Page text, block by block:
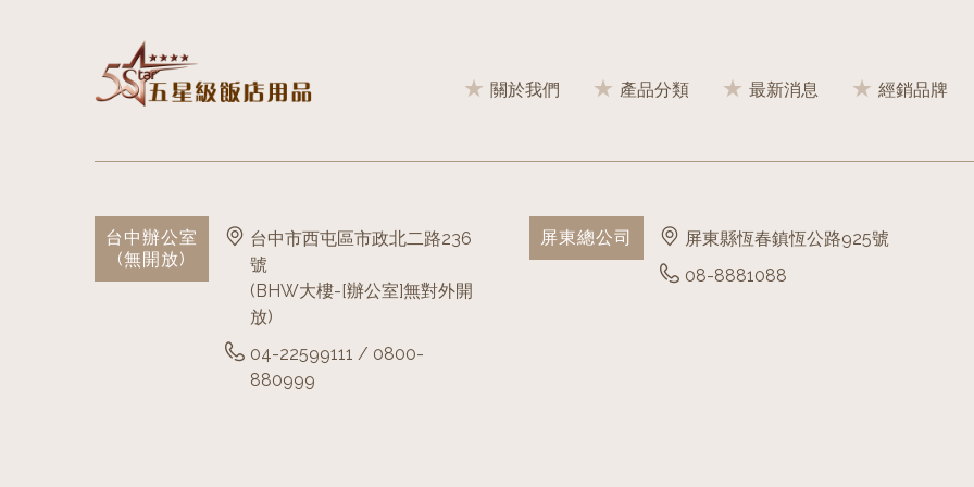
關於我們 產品分類 最新消息 經銷品牌
台中辦公室
(無開放)
台中市西屯區市政北二路236
號
(BHW大樓-[辦公室]無對外開
放)
04-22599111 / 0800-
880999
屏東總公司
屏東縣恆春鎮恆公路925號
08-8881088